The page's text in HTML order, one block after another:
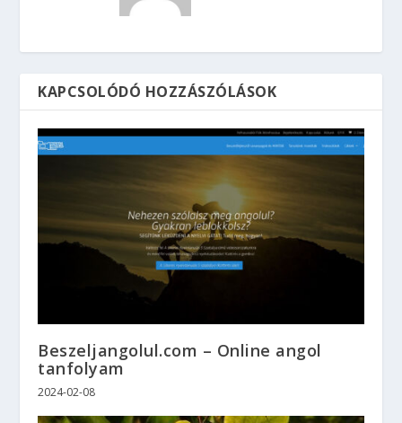
KAPCSOLÓDÓ HOZZÁSZÓLÁSOK
Beszeljangolul.com – Online angol
tanfolyam
2024-02-08